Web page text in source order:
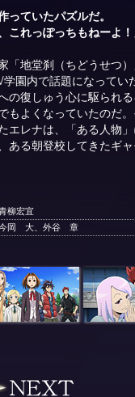
っていたパズルだ。
これっぽっちもねーよ！
「地堂刹（ちどうせつ
園内で話題になってい
の復しゅう心に駆られ
もよくなっていたのだ
エレナは、「ある人物
ある朝登校してきたギ
柳宏宜
岡 大、外谷 章